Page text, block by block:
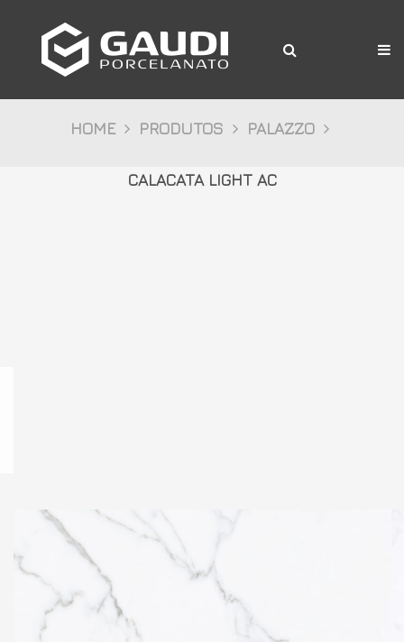
A Gaudi
Produtos
Onde comprar
HOME PRODUTOS PALAZZO
CALACATA LIGHT AC